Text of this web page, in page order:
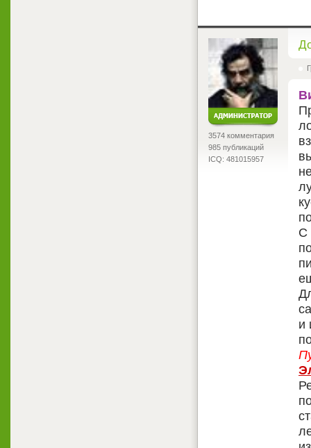
3574 комментария
985 публикаций
ICQ: 481015957
С
и